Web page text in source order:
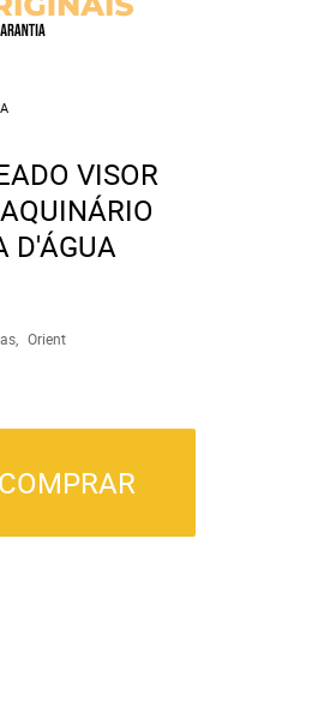
VISOR
D'ÁGUA
Orient
COMPRAR